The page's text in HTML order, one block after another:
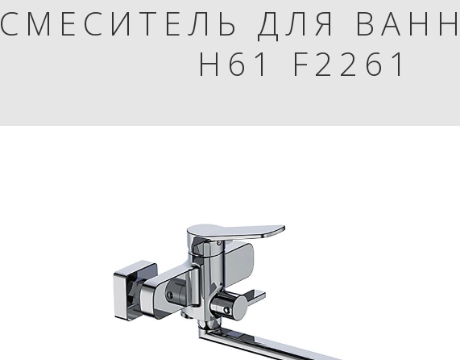
СМЕСИТЕЛЬ ДЛЯ
H61 F2261